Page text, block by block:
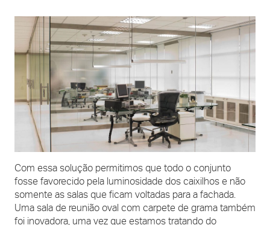
Com essa solução permitimos que todo o conjunto
fosse favorecido pela luminosidade dos caixilhos e não
somente as salas que ficam voltadas para a fachada.
Uma sala de reunião oval com carpete de grama também
foi inovadora, uma vez que estamos tratando do